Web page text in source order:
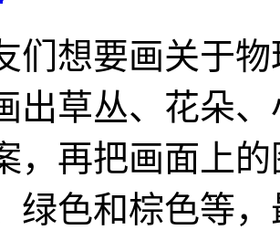
们想要画关于
出草丛、花朵
，再把画面上
绿色和棕色等，